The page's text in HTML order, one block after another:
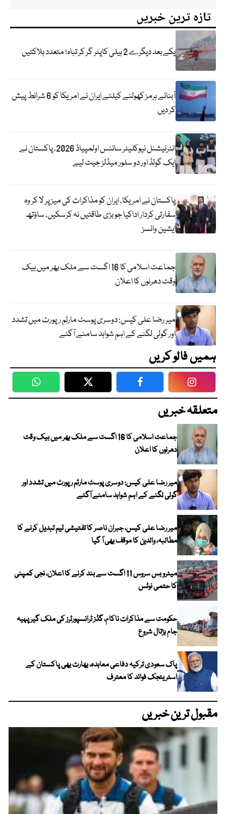
تازہ ترین خبریں
یکے بعد دیگرے 2 ہیلی کاپٹر گر کر تباہ؛ متعدد ہلاکتیں
آبنائے ہرمز کھولنے کیلئے ایران نے امریکا کو 6 شرائط پیش
کر دیں
انٹرنیشنل نیوکلیئر سائنس اولمپیاڈ 2026، پاکستان نے
ایک گولڈ اور دو سلور میڈلز جیت لیے
پاکستان نے امریکا، ایران کو مذاکرات کی میز پر لا کر وہ
سفارتی کردار اداکیا جو بڑی طاقتیں نہ کرسکیں، ساؤتھ
ایشین وائسز
جماعت اسلامی کا 16 اگست سے ملک بھر میں بیک
وقت دھرنوں کا اعلان
میر رضا علی کیس: دوسری پوسٹ مارٹم رپورٹ میں تشدد
اور گولی لگنے کے اہم شواہد سامنے آگئے
ہمیں فالو کریں
WhatsApp Twitter Facebook
متعلقہ خبریں
جماعت اسلامی کا 16 اگست سے ملک بھر میں بیک وقت
دھرنوں کا اعلان
میر رضا علی کیس: دوسری پوسٹ مارٹم رپورٹ میں تشدد اور
گولی لگنے کے اہم شواہد سامنے آگئے
میر رضا علی کیس، جبران ناصر کا تفتیشی ٹیم تبدیل کرنے کا
مطالبہ، والدین کا موقف بھی آ گیا
میٹرو بس سروس 11 اگست سے بند کرنے کا اعلان، نجی کمپنی
کا حتمی نوٹس
حکومت سے مذاکرات ناکام، گڈز ٹرانسپورٹرز کی ملک گیر پہیہ
جام ہڑتال شروع
پاک سعودی ترکیہ دفاعی معاہدہ، بھارت بھی پاکستان کے
اسٹریٹجک فوائد کا معترف
مقبول ترین خبریں